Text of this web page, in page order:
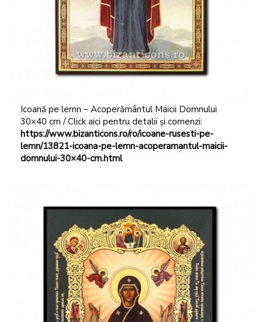
Icoană pe lemn – Acoperământul Maicii Domnului
30×40 cm / Click aici pentru detalii și comenzi:
https://www.bizanticons.ro/ro/icoane-rusesti-pe-
lemn/13821-icoana-pe-lemn-acoperamantul-maicii-
domnului-30×40-cm.html